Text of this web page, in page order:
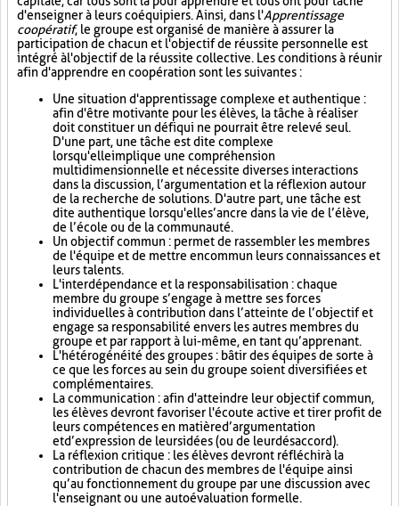
d'enseigner à leurs coéquipiers. Ainsi, dans l'Apprentissage
coopératif, le groupe est organisé de manière à assurer la
participation de chacun et l'objectif de réussite personnelle est
intégré à l'objectif de la réussite collective. Les conditions à réunir
afin d'apprendre en coopération sont les suivantes :
Une situation d'apprentissage complexe et authentique :
afin d'être motivante pour les élèves, la tâche à réaliser
doit constituer un défi qui ne pourrait être relevé seul.
D'une part, une tâche est dite complexe
lorsqu'elle implique une compréhension
multidimensionnelle et nécessite diverses interactions
dans la discussion, l’argumentation et la réflexion autour
de la recherche de solutions. D'autre part, une tâche est
dite authentique lorsqu'elle s’ancre dans la vie de l’élève,
de l’école ou de la communauté.
Un objectif commun : permet de rassembler les membres
de l'équipe et de mettre en commun leurs connaissances et
leurs talents.
L'interdépendance et la responsabilisation : chaque
membre du groupe s’engage à mettre ses forces
individuelles à contribution dans l’atteinte de l’objectif et
engage sa responsabilité envers les autres membres du
groupe et par rapport à lui-même, en tant qu’apprenant.
L'hétérogénéité des groupes : bâtir des équipes de sorte à
ce que les forces au sein du groupe soient diversifiées et
complémentaires.
La communication : afin d'atteindre leur objectif commun,
les élèves devront favoriser l'écoute active et tirer profit de
leurs compétences en matière d’argumentation
et d’expression de leurs idées (ou de leur désaccord).
La réflexion critique : les élèves devront réfléchir à la
contribution de chacun des membres de l'équipe ainsi
qu’au fonctionnement du groupe par une discussion avec
l'enseignant ou une autoévaluation formelle.